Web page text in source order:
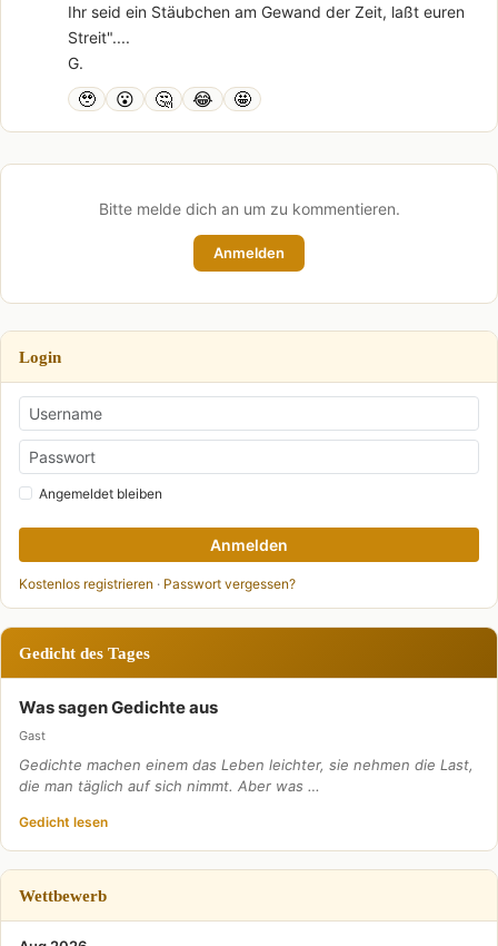
Ihr seid ein Stäubchen am Gewand der Zeit, laßt euren
Streit"....
G.
🥹 😮 🤔 😂 🤩
Bitte melde dich an um zu kommentieren.
Anmelden
Login
Angemeldet bleiben
Anmelden
Kostenlos registrieren · Passwort vergessen?
Gedicht des Tages
Was sagen Gedichte aus
Gast
Gedichte machen einem das Leben leichter, sie nehmen die Last,
die man täglich auf sich nimmt. Aber was …
Gedicht lesen
Wettbewerb